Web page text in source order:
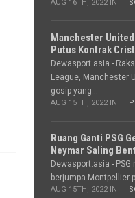
AUG 16TH, 2022 IN
Manchester
Putus Kontrak
Dewasport.asia -
League, Manchester
gosip yang...
AUG 15TH, 2022 IN
Ruang Ganti PSG
Neymar Saling
Dewasport.asia -
berjumpa Montpellier
AUG 15TH, 2022 IN